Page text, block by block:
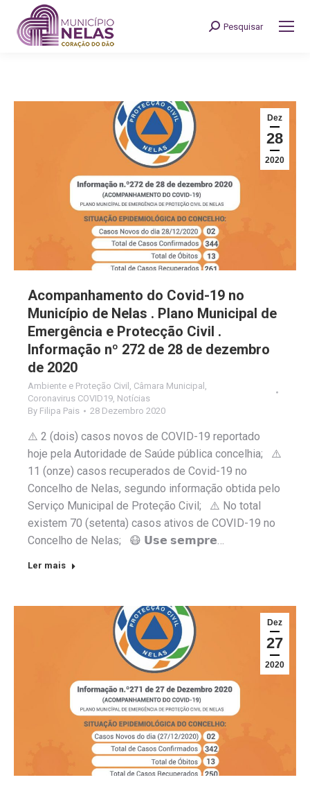
Search:
Pesquisar
Dez
28
2020
Acompanhamento do Covid-19 no
Município de Nelas . Plano Municipal de
Emergência e Protecção Civil .
Informação nº 272 de 28 de dezembro
de 2020
Ambiente e Proteção Civil , Câmara Municipal ,
Coronavirus COVID19, Notícias
By Filipa Pais 28 Dezembro 2020
⚠️ 2 (dois) casos novos de COVID-19 reportado
hoje pela Autoridade de Saúde pública concelhia; ⚠️
11 (onze) casos recuperados de Covid-19 no
Concelho de Nelas, segundo informação obtida pelo
Serviço Municipal de Proteção Civil; ⚠️ No total
existem 70 (setenta) casos ativos de COVID-19 no
Concelho de Nelas; 😷 𝗨𝘀𝗲 𝘀𝗲𝗺𝗽𝗿𝗲…
Ler mais
Dez
27
2020